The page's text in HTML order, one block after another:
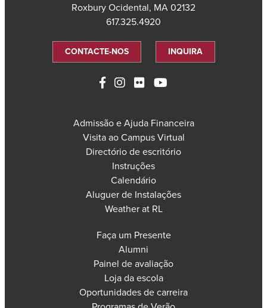
Roxbury Ocidental, MA 02132
617.325.4920
CONTACTE-NOS INQUIRA
Admissão e Ajuda Financeira
Visita ao Campus Virtual
Directório de escritório
Instruções
Calendário
Aluguer de Instalações
Weather at RL
Faça um Presente
Alumni
Painel de avaliação
Loja da escola
Oportunidades de carreira